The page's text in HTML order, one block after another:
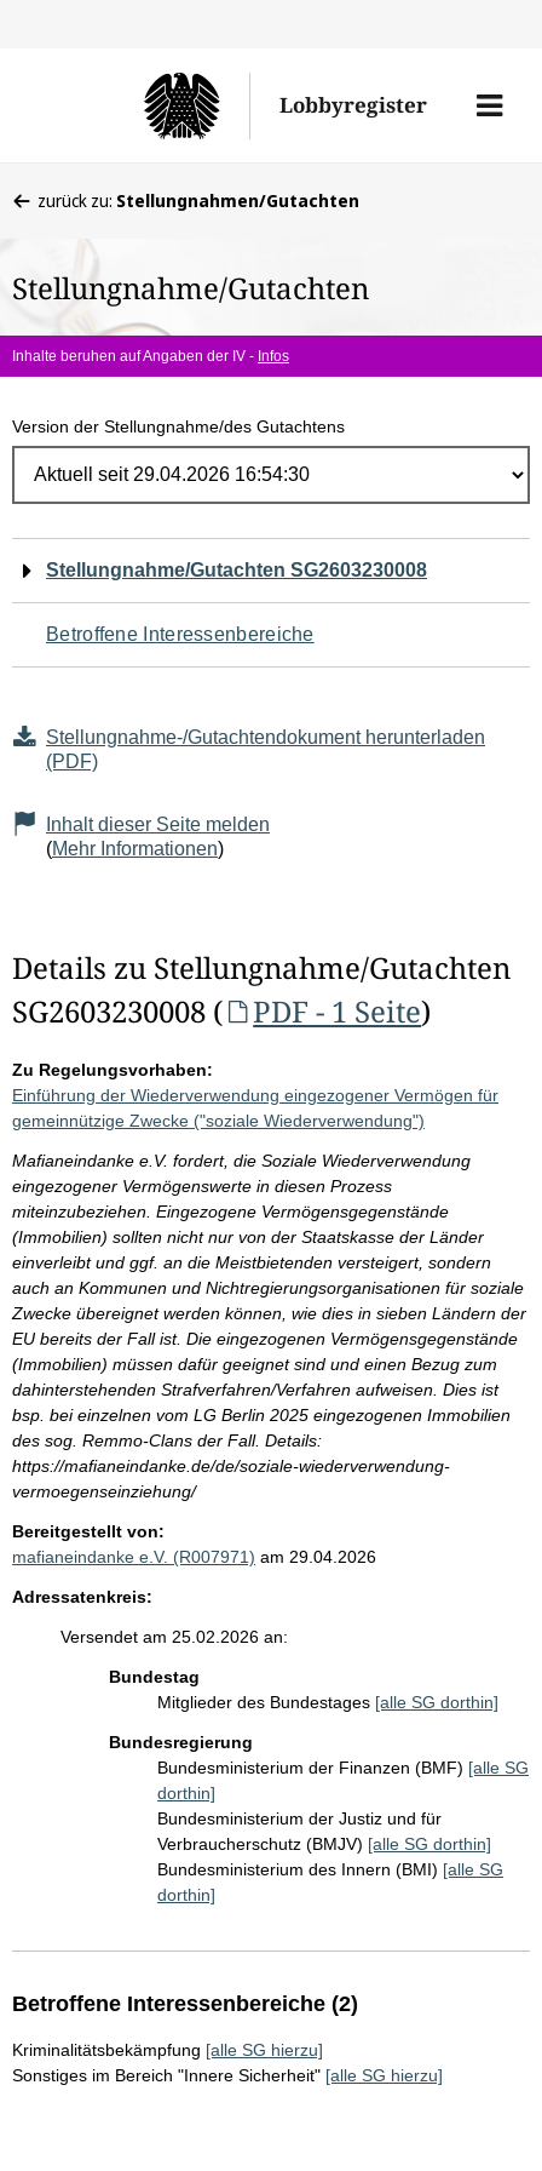
Lobbyregister
Menü
befinden
hier:
zurück zu: Stellungnahmen/Gutachten
Stellungnahme/Gutachten
Inhalte beruhen auf Angaben der IV - Infos
Version der Stellungnahme/des Gutachtens
Navigation
für
den
Seiteninhalt
Stellungnahme/Gutachten SG2603230008
Betroffene Interessenbereiche
Stellungnahme-/Gutachtendokument herunterladen
(PDF)
Inhalt dieser Seite melden
(Mehr Informationen)
Details zu Stellungnahme/Gutachten
SG2603230008 (
PDF - 1 Seite)
Zu Regelungsvorhaben:
Einführung der Wiederverwendung eingezogener Vermögen für
gemeinnützige Zwecke ("soziale Wiederverwendung")
Mafianeindanke e.V. fordert, die Soziale Wiederverwendung
eingezogener Vermögenswerte in diesen Prozess
miteinzubeziehen. Eingezogene Vermögensgegenstände
(Immobilien) sollten nicht nur von der Staatskasse der Länder
einverleibt und ggf. an die Meistbietenden versteigert, sondern
auch an Kommunen und Nichtregierungsorganisationen für soziale
Zwecke übereignet werden können, wie dies in sieben Ländern der
EU bereits der Fall ist. Die eingezogenen Vermögensgegenstände
(Immobilien) müssen dafür geeignet sind und einen Bezug zum
dahinterstehenden Strafverfahren/Verfahren aufweisen. Dies ist
bsp. bei einzelnen vom LG Berlin 2025 eingezogenen Immobilien
des sog. Remmo-Clans der Fall. Details:
https://mafianeindanke.de/de/soziale-wiederverwendung-
vermoegenseinziehung/
Bereitgestellt von:
mafianeindanke e.V. (R007971) am 29.04.2026
Adressatenkreis:
Versendet am 25.02.2026 an:
Bundestag
Mitglieder des Bundestages [alle SG dorthin]
Bundesregierung
Bundesministerium der Finanzen (BMF) [alle SG
dorthin]
Bundesministerium der Justiz und für
Verbraucherschutz (BMJV) [alle SG dorthin]
Bundesministerium des Innern (BMI) [alle SG
dorthin]
Betroffene Interessenbereiche (2)
Kriminalitätsbekämpfung [alle SG hierzu]
Sonstiges im Bereich "Innere Sicherheit" [alle SG hierzu]